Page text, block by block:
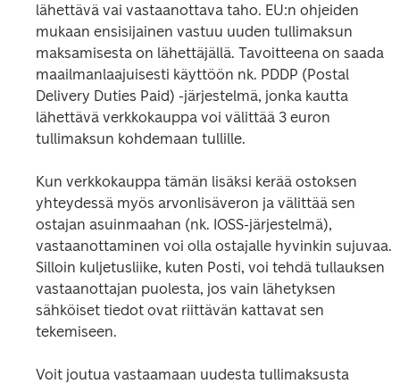
lähettävä vai vastaanottava taho. EU:n ohjeiden
mukaan ensisijainen vastuu uuden tullimaksun
maksamisesta on lähettäjällä. Tavoitteena on saada
maailmanlaajuisesti käyttöön nk. PDDP (Postal
Delivery Duties Paid) -järjestelmä, jonka kautta
lähettävä verkkokauppa voi välittää 3 euron
tullimaksun kohdemaan tullille.
Kun verkkokauppa tämän lisäksi kerää ostoksen
yhteydessä myös arvonlisäveron ja välittää sen
ostajan asuinmaahan (nk. IOSS-järjestelmä),
vastaanottaminen voi olla ostajalle hyvinkin sujuvaa.
Silloin kuljetusliike, kuten Posti, voi tehdä tullauksen
vastaanottajan puolesta, jos vain lähetyksen
sähköiset tiedot ovat riittävän kattavat sen
tekemiseen.
Voit joutua vastaamaan uudesta tullimaksusta